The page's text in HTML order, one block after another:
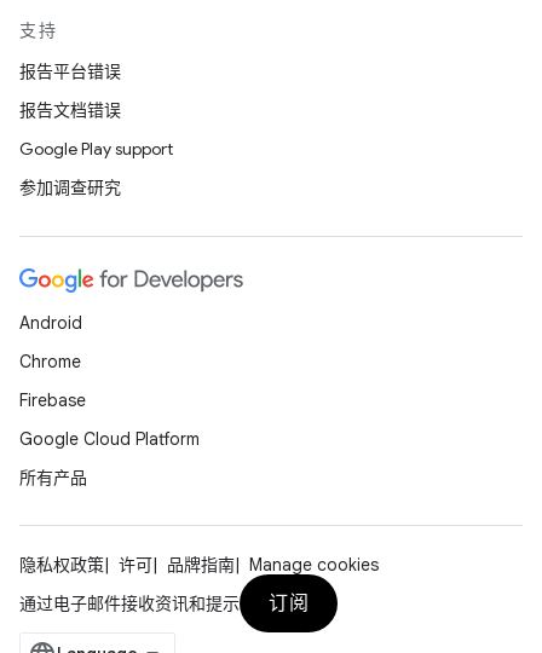
支持
报告平台错误
报告文档错误
Google Play support
参加调查研究
Android
Chrome
Firebase
Google Cloud Platform
所有产品
隐私权政策 许可 品牌指南
Manage cookies
通过电子邮件接收资讯和提示
订阅